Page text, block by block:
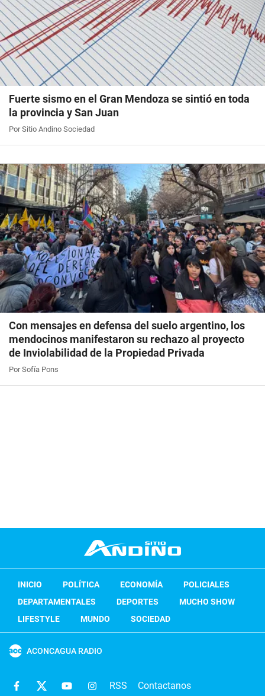
Fuerte sismo en el Gran Mendoza se sintió en toda
la provincia y San Juan
Por Sitio Andino Sociedad
Con mensajes en defensa del suelo argentino, los
mendocinos manifestaron su rechazo al proyecto
de Inviolabilidad de la Propiedad Privada
Por Sofía Pons
INICIO POLÍTICA ECONOMÍA
POLICIALES
DEPARTAMENTALES
DEPORTES
MUCHO SHOW
LIFESTYLE
MUNDO SOCIEDAD
ACONCAGUA RADIO
RSS Contactanos